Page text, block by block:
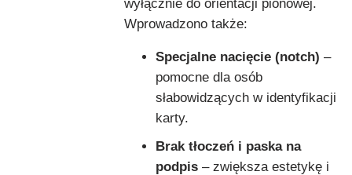
wyłącznie do orientacji pionowej.
Wprowadzono także:
Specjalne nacięcie (notch) –
pomocne dla osób
słabowidzących w identyfikacji
karty.
Brak tłoczeń i paska na
podpis – zwiększa estetykę i